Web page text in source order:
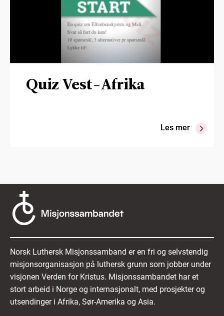
Quiz Vest-Afrika
Les mer
Norsk Luthersk Misjonssamband er en fri og selvstendig
misjonsorganisasjon på luthersk grunn som jobber under
visjonen Verden for Kristus. Misjonssambandet har et
stort arbeid i Norge og internasjonalt, med prosjekter og
utsendinger i Afrika, Sør-Amerika og Asia.